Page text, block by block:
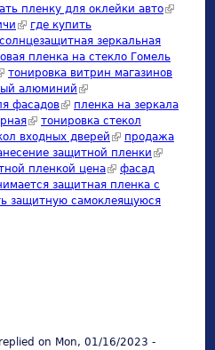
пленку для оклейки авто(link is
(link is external)
где купить
is external)
солнцезащитная зеркальная
external)пленка на стекло Гомель
is external)
тонировка витрин магазинов
алюминий (link is external)
фасадов(link is external)
пленка на зеркала
(link is external)
тонировка стекол
входных дверей (link is external)
продажа
is external)защитной пленки (link is
external)
пленкой цена(link is external)
фасад
защитная пленка с
защитную самоклеящуюся
replied on Mon, 01/16/2023 -